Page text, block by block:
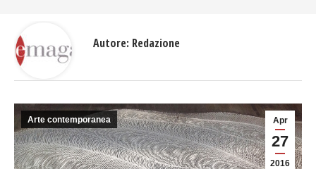
Apr
27
2016
Arte contemporanea
Autore: Redazione